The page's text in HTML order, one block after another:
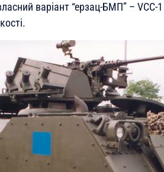
варіант “ерзац-БМП” – VCC-1